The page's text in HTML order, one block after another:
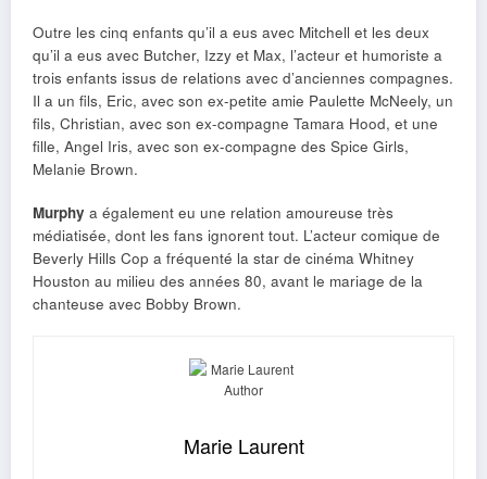
Outre les cinq enfants qu’il a eus avec Mitchell et les deux
qu’il a eus avec Butcher, Izzy et Max, l’acteur et humoriste a
trois enfants issus de relations avec d’anciennes compagnes.
Il a un fils, Eric, avec son ex-petite amie Paulette McNeely, un
fils, Christian, avec son ex-compagne Tamara Hood, et une
fille, Angel Iris, avec son ex-compagne des Spice Girls,
Melanie Brown.
Murphy a également eu une relation amoureuse très
médiatisée, dont les fans ignorent tout. L’acteur comique de
Beverly Hills Cop a fréquenté la star de cinéma Whitney
Houston au milieu des années 80, avant le mariage de la
chanteuse avec Bobby Brown.
Marie Laurent